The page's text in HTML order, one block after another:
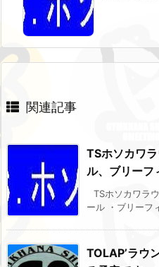
関連記事
TSホソカワ
ル、ブリーフ
TSホソカワラ
ール ・ブリーフ
TOLAP’ラウ